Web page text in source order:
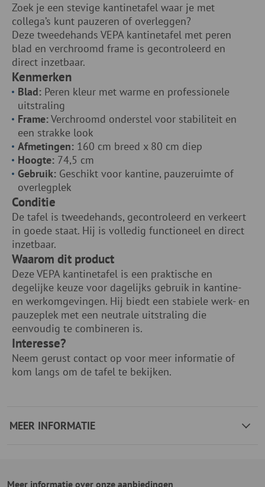
Zoek je een stevige kantinetafel waar je met
collega’s kunt pauzeren of overleggen?
Deze tweedehands VEPA kantinetafel met peren
blad en verchroomd frame is gecontroleerd en
direct inzetbaar.
Kenmerken
Blad: Peren kleur met warme en professionele
uitstraling
Frame:Verchroomd onderstel voor stabiliteit en
een strakke look
Afmetingen: 160 cm breed x 80 cm diep
Hoogte: 74,5 cm
Gebruik: Geschikt voor kantine, pauzeruimte of
overlegplek
Conditie
De tafel is tweedehands, gecontroleerd en verkeert
in goede staat. Hij is volledig functioneel en direct
inzetbaar.
Waarom dit product
Deze VEPA kantinetafel is een praktische en
degelijke keuze voor dagelijks gebruik in kantine-
en werkomgevingen. Hij biedt een stabiele werk- en
pauzeplek met een neutrale uitstraling die
eenvoudig te combineren is.
Interesse?
Neem gerust contact op voor meer informatie of
kom langs om de tafel te bekijken.
MEER INFORMATIE
Meer informatie over onze aanbiedingen